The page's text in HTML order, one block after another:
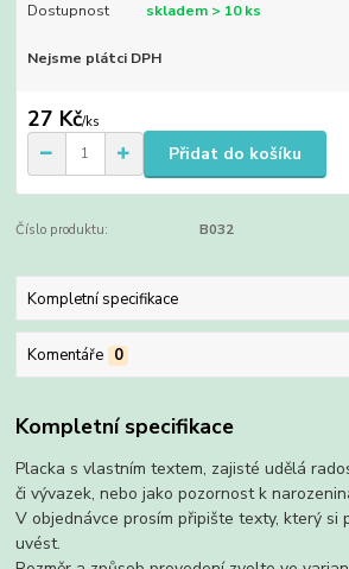
Dostupnost skladem > 10 ks
Nejsme plátci DPH
27 Kč/ks
Přidat do košíku
Číslo produktu: B032
Kompletní specifikace
Komentáře 0
Kompletní specifikace
Placka s vlastním textem, zajisté udělá
či vývazek, nebo jako pozornost k
V objednávce prosím připište texty, který si
uvést.